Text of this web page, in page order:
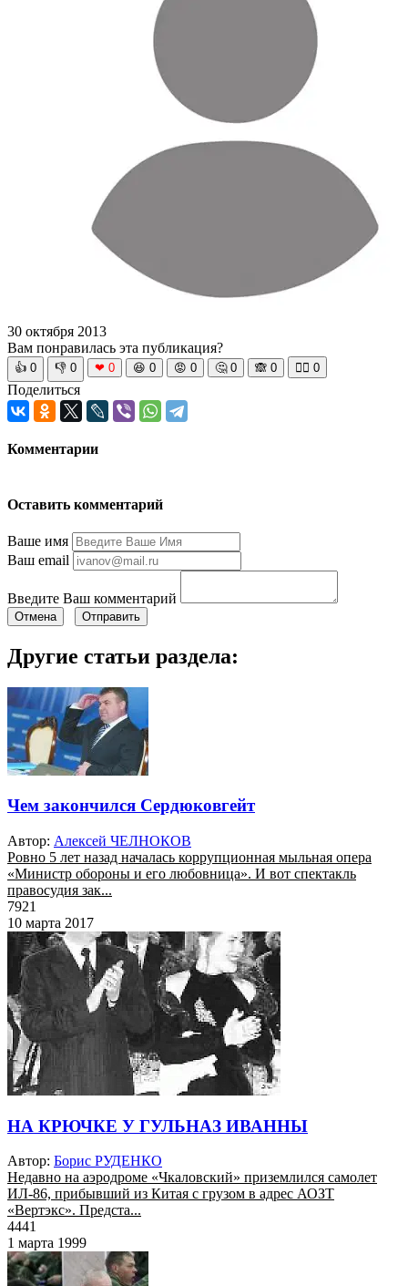
30 октября 2013
Вам понравилась эта публикация?
👍 0 👎 0 ❤ 0 😆 0 😡 0 🤔 0 🙈 0 🧘‍♀️ 0
Поделиться
Комментарии
Оставить комментарий
Ваше имя
Ваш email
Введите Ваш комментарий
Отмена Отправить
Другие статьи раздела:
Чем закончился Сердюковгейт
Автор: Алексей ЧЕЛНОКОВ
Ровно 5 лет назад началась коррупционная мыльная опера
«Министр обороны и его любовница». И вот спектакль
правосудия зак...
7921
10 марта 2017
НА КРЮЧКЕ У ГУЛЬНАЗ ИВАННЫ
Автор: Борис РУДЕНКО
Недавно на аэродроме «Чкаловский» приземлился самолет
ИЛ-86, прибывший из Китая с грузом в адрес АОЗТ
«Вертэкс». Предста...
4441
1 марта 1999